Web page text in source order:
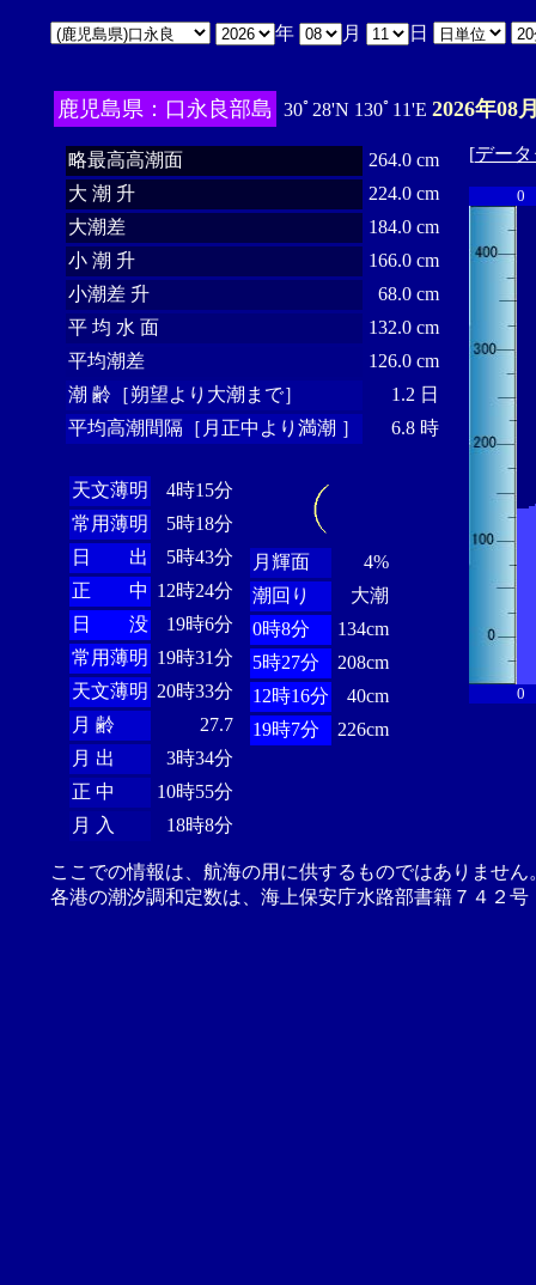
年 月 日
鹿児島県：口永良部島 30ﾟ28'N 130ﾟ11'E 2026年08
略最高高潮面
264.0 cm
大 潮 升
224.0 cm
大潮差
184.0 cm
小 潮 升
166.0 cm
小潮差 升
68.0 cm
平 均 水 面
132.0 cm
平均潮差
126.0 cm
潮 齢［朔望より大潮まで］
1.2 日
平均高潮間隔［月正中より満潮 ］
6.8 時
天文薄明
4時15分
常用薄明
5時18分
日 出
5時43分
正 中 12時24分
日 没
19時6分
常用薄明 19時31分
天文薄明 20時33分
月 齢
27.7
月 出
3時34分
正 中
10時55分
月 入
18時8分
月輝面
4%
潮回り
大潮
0時8分
134cm
5時27分
208cm
12時16分
40cm
19時7分
226cm
[デー
0
0
ここでの情報は、航海の用に供するものではありませ
各港の潮汐調和定数は、海上保安庁水路部書籍７４２